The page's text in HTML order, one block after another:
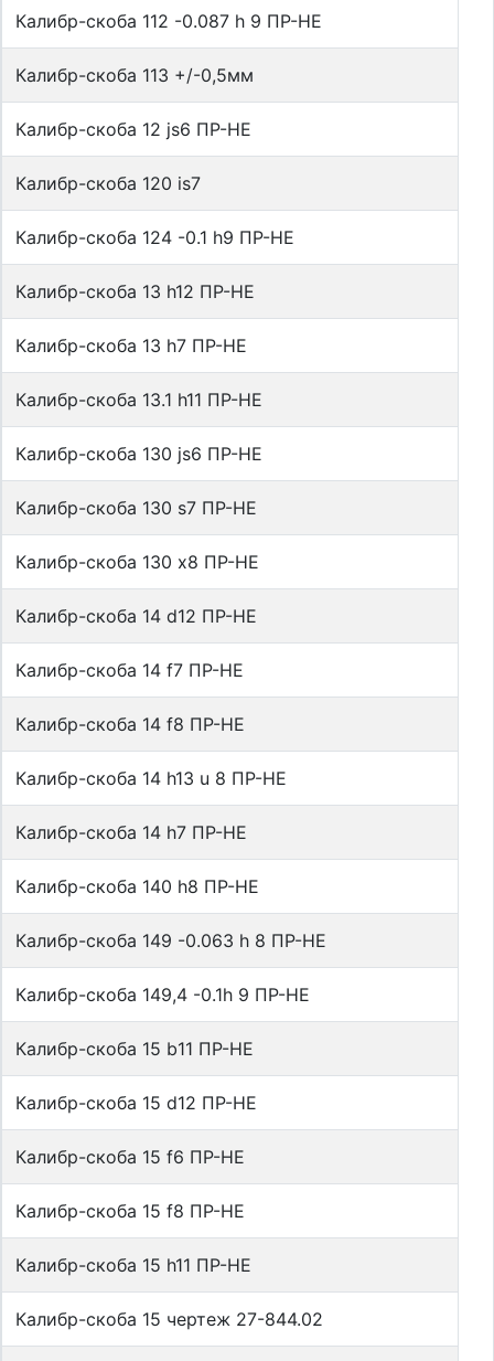
Калибр-скоба 112 -0.087 h 9 ПР-НЕ
Калибр-скоба 113 +/-0,5мм
Калибр-скоба 12 js6 ПР-НЕ
Калибр-скоба 120 is7
Калибр-скоба 124 -0.1 h9 ПР-НЕ
Калибр-скоба 13 h12 ПР-НЕ
Калибр-скоба 13 h7 ПР-НЕ
Калибр-скоба 13.1 h11 ПР-НЕ
Калибр-скоба 130 js6 ПР-НЕ
Калибр-скоба 130 s7 ПР-НЕ
Калибр-скоба 130 x8 ПР-НЕ
Калибр-скоба 14 d12 ПР-НЕ
Калибр-скоба 14 f7 ПР-НЕ
Калибр-скоба 14 f8 ПР-НЕ
Калибр-скоба 14 h13 u 8 ПР-НЕ
Калибр-скоба 14 h7 ПР-НЕ
Калибр-скоба 140 h8 ПР-НЕ
Калибр-скоба 149 -0.063 h 8 ПР-НЕ
Калибр-скоба 149,4 -0.1h 9 ПР-НЕ
Калибр-скоба 15 b11 ПР-НЕ
Калибр-скоба 15 d12 ПР-НЕ
Калибр-скоба 15 f6 ПР-НЕ
Калибр-скоба 15 f8 ПР-НЕ
Калибр-скоба 15 h11 ПР-НЕ
Калибр-скоба 15 чертеж 27-844.02